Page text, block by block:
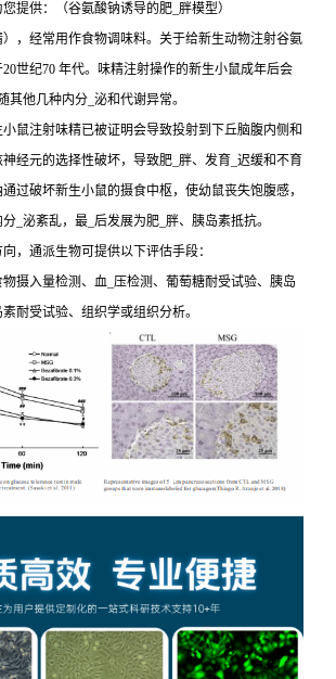
提供：（谷氨酸钠诱导的肥_胖模型）
，经常用作食物调味料。关于给新生动物注射谷氨
世纪70 年代。味精注射操作的新生小鼠成年后会
其他几种内分_泌和代谢异常。
鼠注射味精已被证明会导致投射到下丘脑腹内侧和
经元的选择性破坏，导致肥_胖、发育_迟缓和不育
过破坏新生小鼠的摄食中枢，使幼鼠丧失饱腹感，
_泌紊乱，最_后发展为肥_胖、胰岛素抵抗。
，通派生物可提供以下评估手段：
摄入量检测、血_压检测、葡萄糖耐受试验、胰岛
耐受试验、组织学或组织分析。